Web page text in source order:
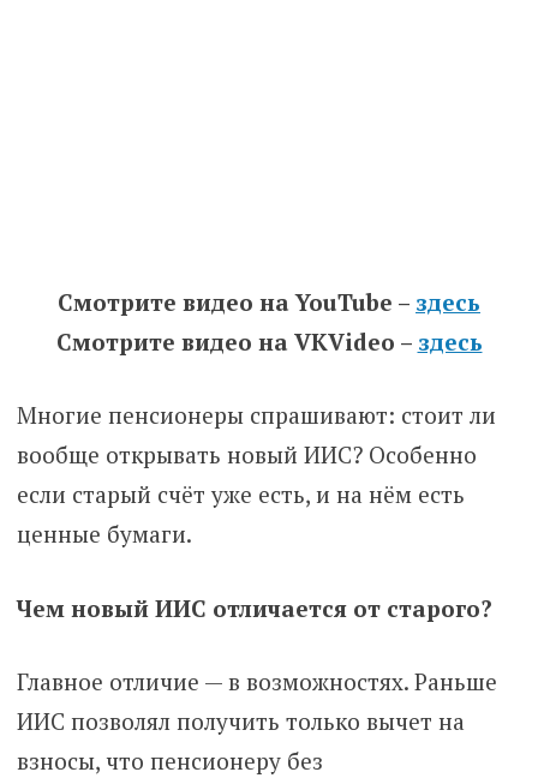
Смотрите видео на YouTube – здесь
Смотрите видео на VKVideo – здесь
Многие пенсионеры спрашивают: стоит ли
вообще открывать новый ИИС? Особенно
если старый счёт уже есть, и на нём есть
ценные бумаги.
Чем новый ИИС отличается от старого?
Главное отличие — в возможностях. Раньше
ИИС позволял получить только вычет на
взносы, что пенсионеру без